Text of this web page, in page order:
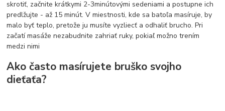
skrotiť, začnite krátkymi 2-3minútovými sedeniami a postupne ich
predlžujte - až 15 minút. V miestnosti, kde sa batoľa masíruje, by
malo byť teplo, pretože ju musíte vyzliecť a odhaliť brucho. Pri
začatí masáže nezabudnite zahriať ruky, pokiaľ možno trením
medzi nimi
Ako často masírujete bruško svojho
dieťaťa?